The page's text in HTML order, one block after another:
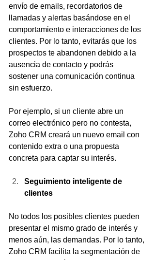
envío de emails, recordatorios de
llamadas y alertas basándose en el
comportamiento e interacciones de los
clientes. Por lo tanto, evitarás que los
prospectos te abandonen debido a la
ausencia de contacto y podrás
sostener una comunicación continua
sin esfuerzo.
Por ejemplo, si un cliente abre un
correo electrónico pero no contesta,
Zoho CRM creará un nuevo email con
contenido extra o una propuesta
concreta para captar su interés.
Seguimiento inteligente de
clientes
No todos los posibles clientes pueden
presentar el mismo grado de interés y
menos aún, las demandas. Por lo tanto,
Zoho CRM facilita la segmentación de